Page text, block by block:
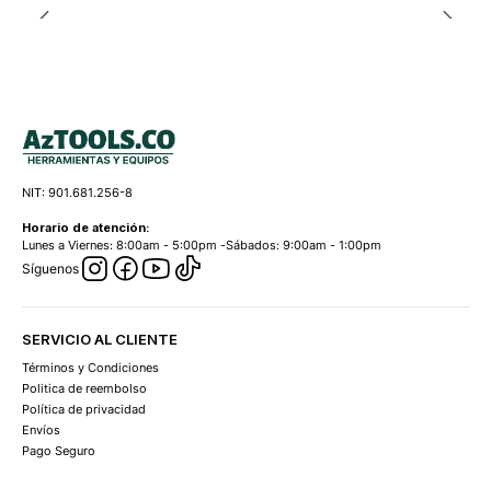
NIT: 901.681.256-8
Horario de atención:
Lunes a Viernes: 8:00am - 5:00pm -Sábados: 9:00am - 1:00pm
Síguenos
SERVICIO AL CLIENTE
Términos y Condiciones
Politica de reembolso
Política de privacidad
Envíos
Pago Seguro